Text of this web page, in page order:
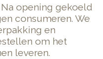
Na opening gekoeld
consumeren. We
en
om het
leveren.